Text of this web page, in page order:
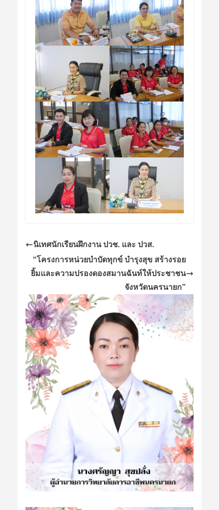
นิเทศนักเรียนฝึกงาน ปวช. และ ปวส.
“โครงการหน่วยบำบัดทุกข์ บำรุงสุข สร้างรอย
ยิ้มและความปรองดองสมานฉันท์ให้ประชาชน
จังหวัดนครนายก”